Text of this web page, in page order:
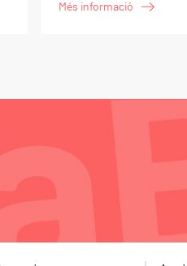
Més informació